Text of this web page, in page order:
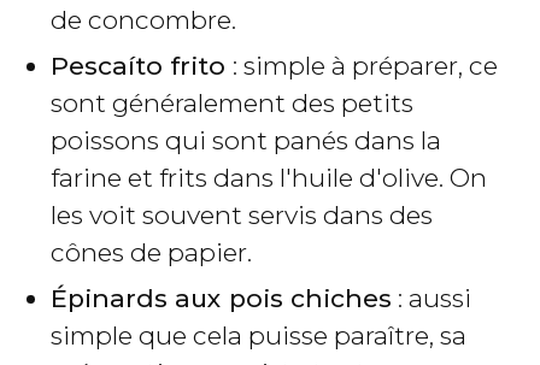
de concombre.
Pescaíto frito : simple à préparer, ce
sont généralement des petits
poissons qui sont panés dans la
farine et frits dans l'huile d'olive. On
les voit souvent servis dans des
cônes de papier.
Épinards aux pois chiches : aussi
simple que cela puisse paraître, sa